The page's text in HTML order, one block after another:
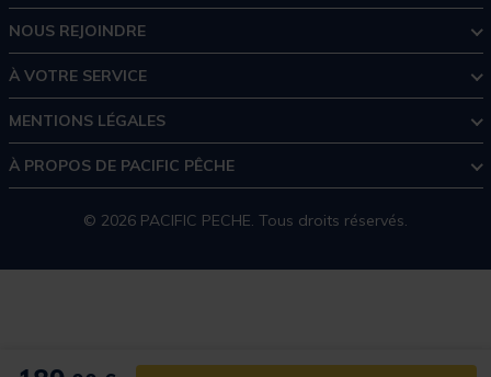
NOUS REJOINDRE
À VOTRE SERVICE
MENTIONS LÉGALES
À PROPOS DE PACIFIC PÊCHE
© 2026 PACIFIC PECHE. Tous droits réservés.